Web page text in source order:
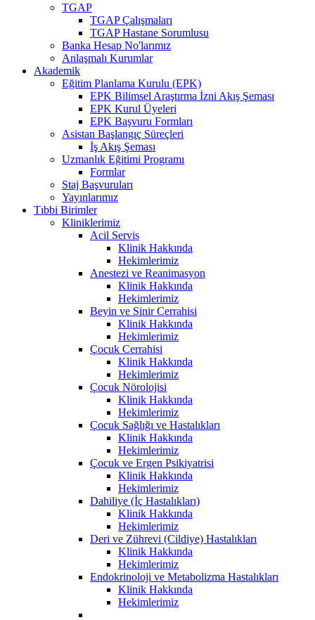
TGAP
TGAP Çalışmaları
TGAP Hastane Sorumlusu
Banka Hesap No'larımız
Anlaşmalı Kurumlar
Akademik
Eğitim Planlama Kurulu (EPK)
EPK Bilimsel Araştırma İzni Akış Şeması
EPK Kurul Üyeleri
EPK Başvuru Formları
Asistan Başlangıç Süreçleri
İş Akış Şeması
Uzmanlık Eğitimi Programı
Formlar
Staj Başvuruları
Yayınlarımız
Tıbbi Birimler
Kliniklerimiz
Acil Servis
Klinik Hakkında
Hekimlerimiz
Anestezi ve Reanimasyon
Klinik Hakkında
Hekimlerimiz
Beyin ve Sinir Cerrahisi
Klinik Hakkında
Hekimlerimiz
Çocuk Cerrahisi
Klinik Hakkında
Hekimlerimiz
Çocuk Nörolojisi
Klinik Hakkında
Hekimlerimiz
Çocuk Sağlığı ve Hastalıkları
Klinik Hakkında
Hekimlerimiz
Çocuk ve Ergen Psikiyatrisi
Klinik Hakkında
Hekimlerimiz
Dahiliye (İç Hastalıkları)
Klinik Hakkında
Hekimlerimiz
Deri ve Zührevi (Cildiye) Hastalıkları
Klinik Hakkında
Hekimlerimiz
Endokrinoloji ve Metabolizma Hastalıkları
Klinik Hakkında
Hekimlerimiz